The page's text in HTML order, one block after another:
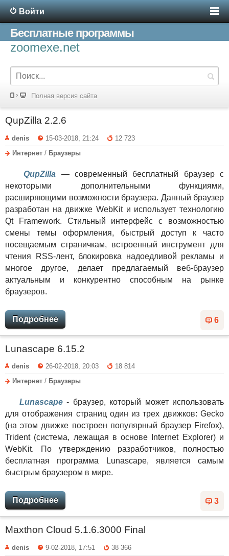
Войти
Бесплатные программы
zoomexe.net
Полная версия сайта
QupZilla 2.2.6
denis 15-03-2018, 21:24
12 723
Интернет / Браузеры
QupZilla — современный бесплатный браузер с
некоторыми дополнительными функциями,
расширяющими возможности браузера. Данный браузер
разработан на движке WebKit и использует технологию
Qt Framework. Стильный интерфейс с возможностью
смены темы оформления, быстрый доступ к часто
посещаемым страничкам, встроенный инструмент для
чтения RSS-лент, блокировка надоедливой рекламы и
многое другое, делает предлагаемый веб-браузер
актуальным и конкурентно способным на рынке
браузеров.
6
Подробнее
Lunascape 6.15.2
denis 26-02-2018, 20:03
18 814
Интернет / Браузеры
Lunascape- браузер, который может использовать
для отображения страниц один из трех движков: Gecko
(на этом движке построен популярный браузер Firefox),
Trident (система, лежащая в основе Internet Explorer) и
WebKit. По утверждению разработчиков, полностью
бесплатная программа Lunascape, является самым
быстрым браузером в мире.
3
Подробнее
Maxthon Cloud 5.1.6.3000 Final
denis 9-02-2018, 17:51
38 366